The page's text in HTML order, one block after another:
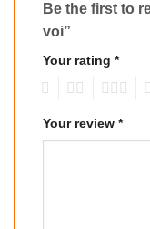
Be the first to
voi”
Your rating *
Your review *